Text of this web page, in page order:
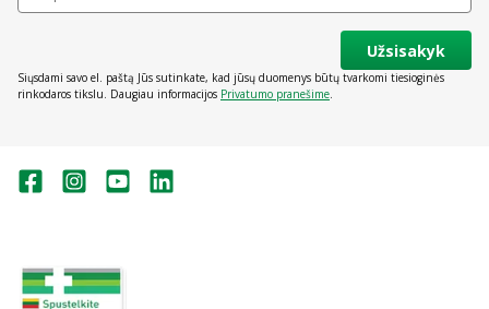
Užsisakyk
Siųsdami savo el. paštą Jūs sutinkate, kad jūsų duomenys būtų tvarkomi tiesioginės
rinkodaros tikslu. Daugiau informacijos Privatumo pranešime.